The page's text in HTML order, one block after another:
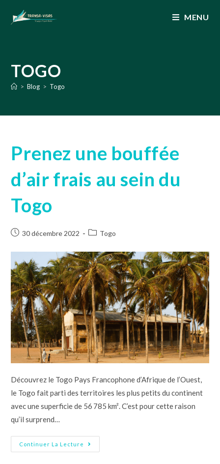
MENU
TOGO
> Blog > Togo
Prenez une bouffée
d’air frais au sein du
Togo
30 décembre 2022 Togo
Découvrez le Togo Pays Francophone d’Afrique de l’Ouest,
le Togo fait parti des territoires les plus petits du continent
avec une superficie de 56 785 km². C’est pour cette raison
qu’il surprend…
Continuer La Lecture